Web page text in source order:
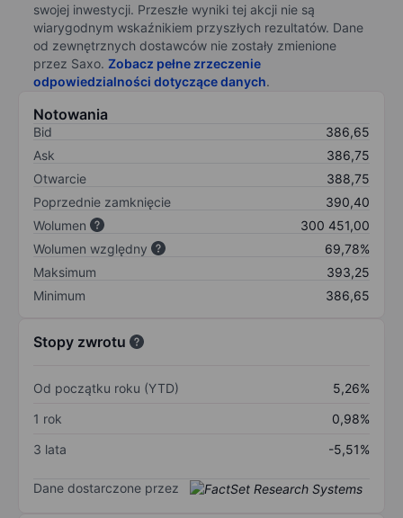
swojej inwestycji. Przeszłe wyniki tej akcji nie są
wiarygodnym wskaźnikiem przyszłych rezultatów. Dane
od zewnętrznych dostawców nie zostały zmienione
przez Saxo. Zobacz pełne zrzeczenie
odpowiedzialności dotyczące danych.
Notowania
Bid
386,65
Ask
386,75
Otwarcie
388,75
Poprzednie zamknięcie
390,40
Wolumen
300 451,00
Wolumen względny
69,78%
Maksimum
393,25
Minimum
386,65
Stopy zwrotu
Od początku roku (YTD)
5,26%
1 rok
0,98%
3 lata
-5,51%
Dane dostarczone przez